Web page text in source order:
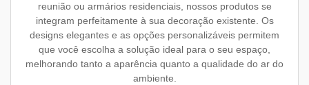
reunião ou armários residenciais, nossos produtos se
integram perfeitamente à sua decoração existente. Os
designs elegantes e as opções personalizáveis permitem
que você escolha a solução ideal para o seu espaço,
melhorando tanto a aparência quanto a qualidade do ar do
ambiente.